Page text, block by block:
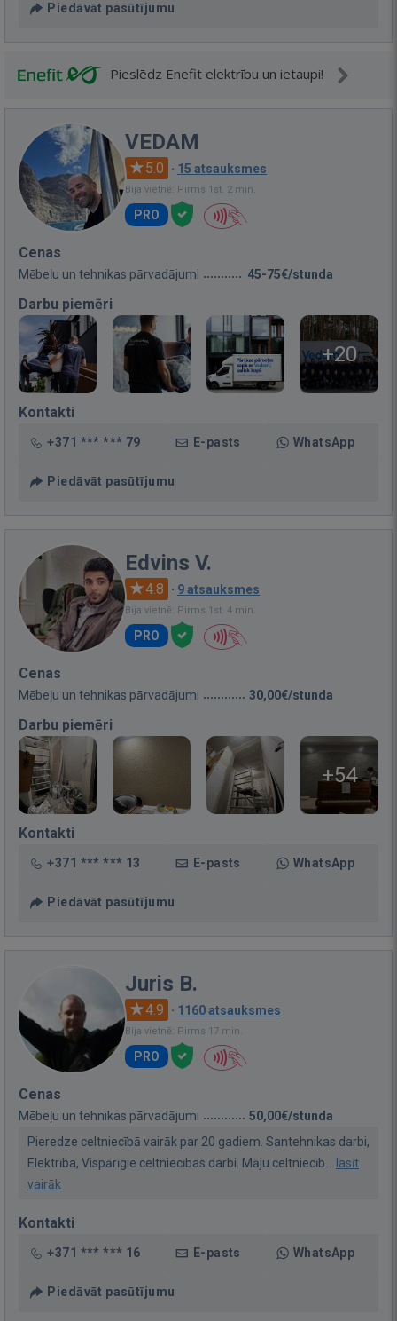
Piedāvāt pasūtījumu
Pieslēdz Enefit elektrību un ietaupi!
VEDAM
5.0 · 15 atsauksmes
Bija vietnē: Pirms 1st. 2 min.
PRO
Cenas
Mēbeļu un tehnikas pārvadājumi 45-75€/stunda
Darbu piemēri
+20
Kontakti
+371 *** *** 79 E-pasts WhatsApp
Piedāvāt pasūtījumu
Edvins V.
4.8 · 9 atsauksmes
Bija vietnē: Pirms 1st. 4 min.
PRO
Cenas
Mēbeļu un tehnikas pārvadājumi 30,00€/stunda
Darbu piemēri
+54
Kontakti
+371 *** *** 13 E-pasts WhatsApp
Piedāvāt pasūtījumu
Juris B.
4.9 · 1160 atsauksmes
Bija vietnē: Pirms 17 min.
PRO
Cenas
Mēbeļu un tehnikas pārvadājumi
50,00€/stunda
Pieredze celtniecībā vairāk par 20 gadiem. Santehnikas darbi,
Elektrība, Vispārīgie celtniecības darbi. Māju celtniecīb... lasīt
vairāk
Kontakti
+371 *** *** 16 E-pasts WhatsApp
Piedāvāt pasūtījumu